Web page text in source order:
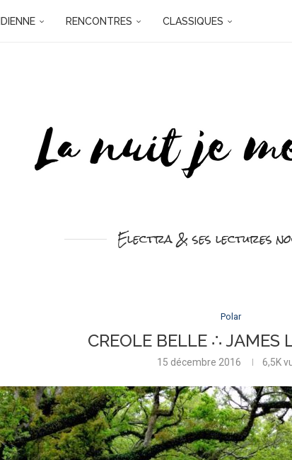
RENCONTRES CLASSIQUES
Electra & ses lectures
Polar
CREOLE BELLE ∴ JAMES
15 décembre 2016 6,5K